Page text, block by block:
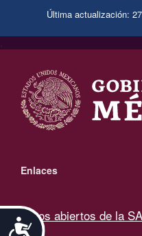
Accesibilidad
Última actualización:
Enlaces
Datos abiertos de la